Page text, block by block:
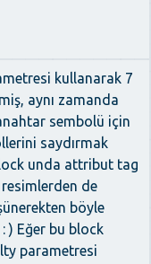
kullanarak 7
aynı zamanda
sembolü için
saydırmak
unda attribut tag
resimlerden de
böyle
) Eğer bu block
parametresi